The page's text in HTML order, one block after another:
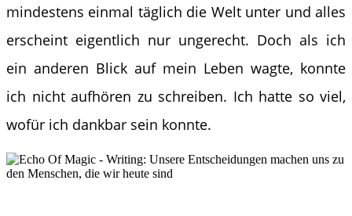
mindestens einmal täglich die Welt unter und alles
erscheint eigentlich nur ungerecht. Doch als ich
ein anderen Blick auf mein Leben wagte, konnte
ich nicht aufhören zu schreiben. Ich hatte so viel,
wofür ich dankbar sein konnte.